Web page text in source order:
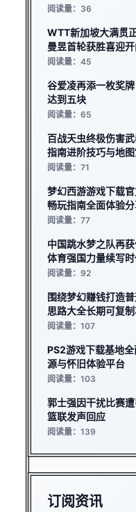
阅读量：36
WTT新加坡大满贯
曼昱首轮获胜喜迎
阅读量：45
谷爱凌再添一枚奖
达到五块
阅读量：65
百战天虫终极伤害
指南进阶技巧与地
阅读量：71
梦幻西游游戏下载
畅玩指南全面体验
阅读量：77
中国跳水梦之队再
体育强国力量续写
阅读量：92
围绕梦幻赚钱打造
思路大全长期可复
阅读量：107
PS2游戏下载基地
源与怀旧体验平台
阅读量：103
郭士强因干扰比赛
篮联发声回应
阅读量：139
订阅资讯